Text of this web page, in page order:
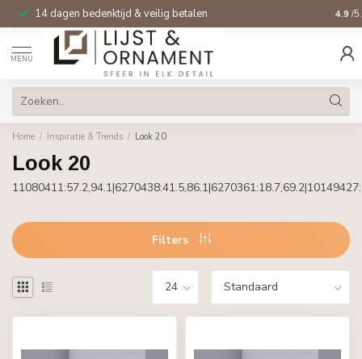
14 dagen bedenktijd & veilig betalen 4.9 /
MENU
Home / Inspiratie & Trends / Look 20
Look 20
Filters